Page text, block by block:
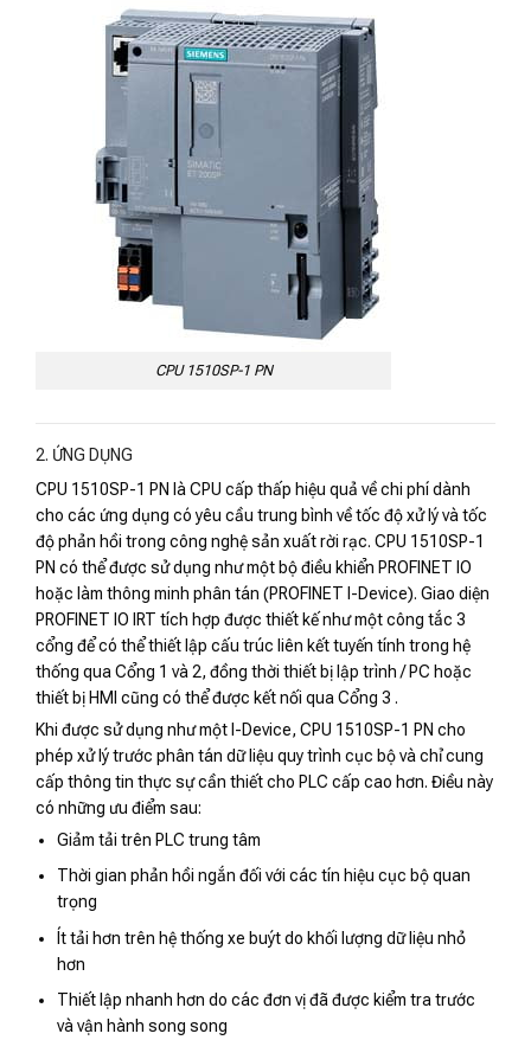
CPU 1510SP-1 PN
2. ỨNG DỤNG
CPU 1510SP-1 PN là CPU cấp thấp hiệu quả về chi phí dành
cho các ứng dụng có yêu cầu trung bình về tốc độ xử lý và tốc
độ phản hồi trong công nghệ sản xuất rời rạc. CPU 1510SP-1
PN có thể được sử dụng như một bộ điều khiển PROFINET IO
hoặc làm thông minh phân tán (PROFINET I-Device). Giao diện
PROFINET IO IRT tích hợp được thiết kế như một công tắc 3
cổng để có thể thiết lập cấu trúc liên kết tuyến tính trong hệ
thống qua Cổng 1 và 2, đồng thời thiết bị lập trình / PC hoặc
thiết bị HMI cũng có thể được kết nối qua Cổng 3 .
Khi được sử dụng như một I-Device, CPU 1510SP-1 PN cho
phép xử lý trước phân tán dữ liệu quy trình cục bộ và chỉ cung
cấp thông tin thực sự cần thiết cho PLC cấp cao hơn. Điều này
có những ưu điểm sau:
Giảm tải trên PLC trung tâm
Thời gian phản hồi ngắn đối với các tín hiệu cục bộ quan
trọng
Ít tải hơn trên hệ thống xe buýt do khối lượng dữ liệu nhỏ
hơn
Thiết lập nhanh hơn do các đơn vị đã được kiểm tra trước
và vận hành song song